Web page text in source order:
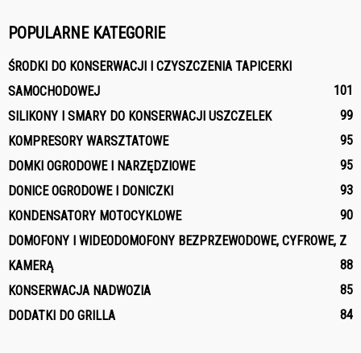
POPULARNE KATEGORIE
ŚRODKI DO KONSERWACJI I CZYSZCZENIA TAPICERKI
SAMOCHODOWEJ
101
SILIKONY I SMARY DO KONSERWACJI USZCZELEK
99
KOMPRESORY WARSZTATOWE
95
DOMKI OGRODOWE I NARZĘDZIOWE
95
DONICE OGRODOWE I DONICZKI
93
KONDENSATORY MOTOCYKLOWE
90
DOMOFONY I WIDEODOMOFONY BEZPRZEWODOWE, CYFROWE, Z
KAMERĄ
88
KONSERWACJA NADWOZIA
85
DODATKI DO GRILLA
84